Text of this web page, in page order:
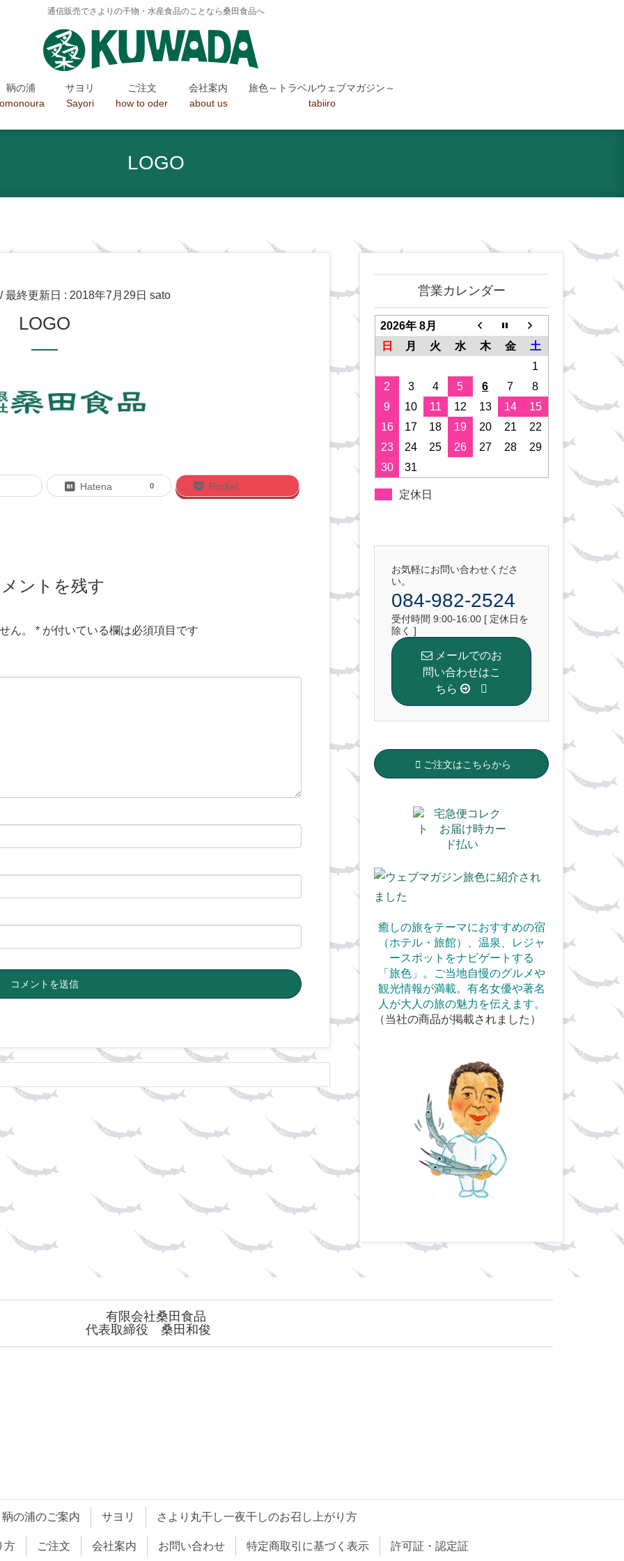
通信販売でさよりの干物・水産食品のことなら桑田食品へ
鞆の浦
サヨリ
Sayori
ご注文
how to oder
会社案内
about us
旅色～トラベルウェブマガジン～
tabiiro
LOGO
/ 最終更新日 : 2018年7月29日 sato
LOGO
Hatena 0 Pocket
ントを残す
ん。 * が付いている欄は必須項目です
営業カレンダー
2026年 8月
日
月 火 水 木 金
土
1
2
3 4 5 6 7
8
9
10 11 12 13 14
15
16
17 18 19 20 21
22
23
24 25 26 27 28
29
30
31
定休日
お気軽にお問い合わせくださ
い。
084-982-2524
受付時間 9:00-16:00 [ 定休日を
除く ]
メールでのお
問い合わせはこ
ちら
ご注文はこちらから
癒しの旅をテーマにおすすめの宿
（ホテル・旅館）、温泉、
レジャ
ースポットをナビゲートする
「旅色」。ご当地自慢のグルメや
観光情報が満載。 有名女優や著名
人が大人の旅の魅力を伝えます。
（当社の商品が掲載されました）
有限会社桑田食品
代表取締役 桑田和俊
鞆の浦のご案内 サヨリ さより丸干し一夜干しのお召し上がり方
方 ご注文 会社案内 お問い合わせ 特定商取引に基づく表示 許可証・認定証